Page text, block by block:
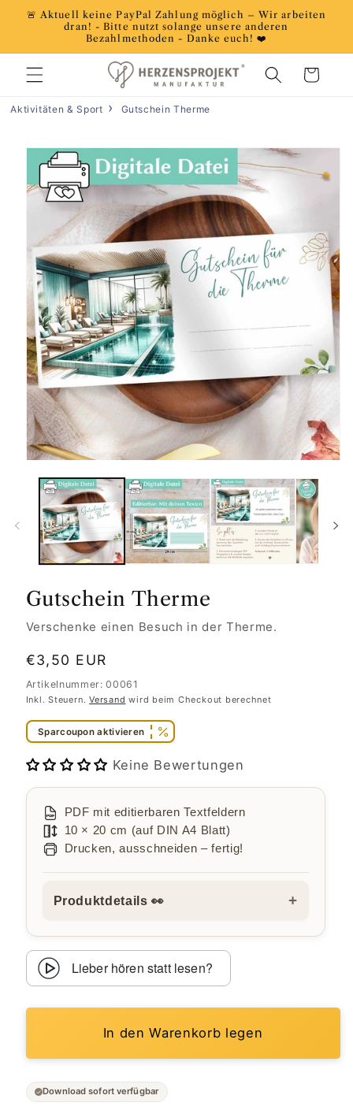
zum
Inhalt
🚨 Aktuell keine PayPal Zahlung möglich – Wir arbeiten
dran! - Bitte nutzt solange unsere anderen
Bezahlmethoden - Danke euch! ❤️
Warenkorb
Aktivitäten & Sport Gutschein Therme
Gutschein Therme
Verschenke einen Besuch in der Therme.
Normaler
Preis
€3,50 EUR
Artikelnummer: 00061
Inkl. Steuern.Versand wird beim Checkout berechnet
Sparcoupon aktivieren
Keine Bewertungen
PDF mit editierbaren Textfeldern
10 × 20 cm (auf DIN A4 Blatt)
Drucken, ausschneiden – fertig!
Produktdetails 👀 +
Lieber hören statt lesen?
In den Warenkorb legen
Download sofort verfügbar